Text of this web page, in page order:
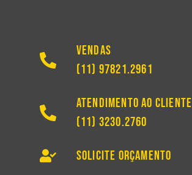
Vendas
(11) 97821.2961
Atendimento ao Cliente
(11) 3230.2760
Solicite Orçamento